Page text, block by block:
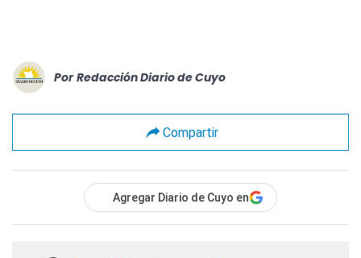
Por Redacción Diario de Cuyo
Compartir
Agregar Diario de Cuyo en